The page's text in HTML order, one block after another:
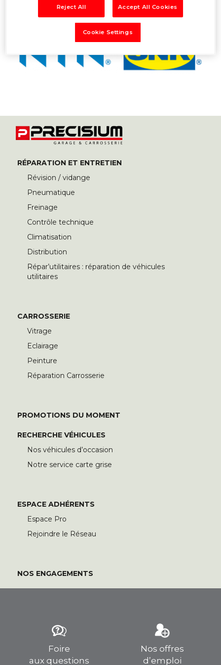
RÉPARATION ET ENTRETIEN
Révision / vidange
Pneumatique
Freinage
Contrôle technique
Climatisation
Distribution
Répar’utilitaires : réparation de véhicules
utilitaires
CARROSSERIE
Vitrage
Eclairage
Peinture
Réparation Carrosserie
PROMOTIONS DU MOMENT
RECHERCHE VÉHICULES
Nos véhicules d’occasion
Notre service carte grise
ESPACE ADHÉRENTS
Espace Pro
Rejoindre le Réseau
NOS ENGAGEMENTS
Foire
aux questions
Nos offres
d’emploi
Reject All Accept All Cookies
Cookie Settings